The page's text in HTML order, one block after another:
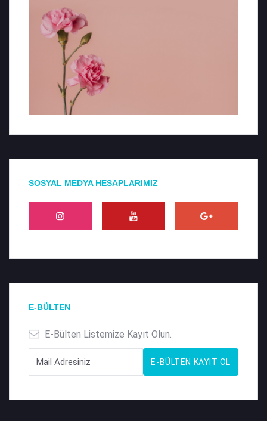
SOSYAL MEDYA HESAPLARIMIZ
E-BÜLTEN
E-Bülten Listemize Kayıt Olun.